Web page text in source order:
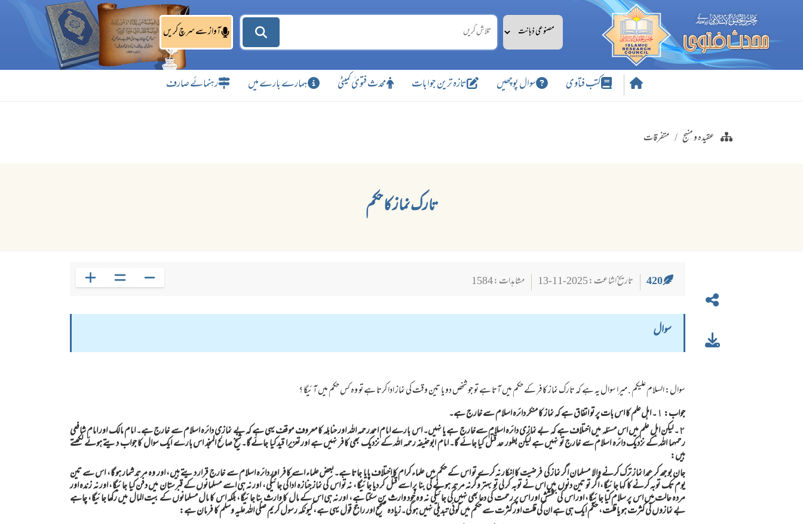
آواز سے سرچ کریں
کتب فتاوی سوال پوچھیں تازہ ترین جوابات محدث فتویٰ کمیٹی ہمارے بارے میں رہنمائے صارف
عقیدہ و منہج متفرقات
تارک نماز کا حکم
420 تاریخ اشاعت : 2025-11-13 مشاہدات : 1584
سوال
سوال: السلام عليكم . ميرا سوال یہ ہے کہ تارك نماز كافر کے حكم میں آتا ہے تو جو شخص دو يا تين وقت کی نماز ادا كرتا ہے تو وه كس حكم میں آئيگا ؟
جواب: ١۔ اہل علم کا اس بات پر تو اتفاق ہے کہ نماز کا منکر دائرہ اسلام سے خارج ہے۔
٢۔ لیکن اہل علم میں اس مسئلہ میں اختلاف ہے کہ بے نمازی دائرہ اسلام سےخارج ہے یا نہیں۔ اس بارے امام احمدرحمہ اللہ اور حنابلہ کا معروف موقف یہی ہے کہ بے نمازی دائرہ اسلام سے خارج ہے۔ امام مالک اور امام شافعی
رحمہما اللہ کے نزدیک دائرہ اسلام سے خارج تو نہیں ہے لیکن بطور حد قتل کیا جائے گا۔ امام ابوحنیفہ رحمہ اللہ کے نزدیک بھی کافر نہیں ہے اور تعزیرا قید کیا جائے گا۔شیخ صالح المنجد اس بارے ایک سوال کا جواب دیتے ہوئے لکھتے
ہیں:
جان بوجھ كر عمدا نماز ترك كرنے والا مسلمان اگر نماز كى فرضيت كا انكار نہ كرے تو اس كے حكم ميں علماء كرام كا اختلاف پايا جاتا ہے۔بعض علماء اسے كافر اور دائرہ اسلام سے خارج قرار ديتے ہيں، اور وہ مرتد شمار ہو گا، اس سے تين
يوم تك توبہ كرنے كا كہا جائيگا، اگر تو تين دنوں ميں اس نے توبہ كر لى تو بہتر وگرنہ مرتد ہونے كى بنا پر اسے قتل كر ديا جائيگا، نہ تو اس كى نماز جنازہ ادا كى جائيگى، اور نہ ہى اسے مسلمانوں كے قبرستان ميں دفن كيا جائيگا، اور نہ زندہ اور
مردہ حالت ميں اس پر سلام كيا جائيگا، اور اس كى بخشش اور اس پر رحمت كى دعا بھى نہيں كى جائيگى نہ وہ خود وارث بن سكتا ہے، اور نہ ہى اس كے مال كا وارث بنا جائيگا، بلكہ اس كا مال مسلمانوں كے بيت المال ميں ركھا جائيگا، چاہے
بے نمازوں كى كثرت ہو يا قلت، حكم ايك ہى ہے ان كى قلت اور كثرت سے حكم ميں كوئى تبديلى نہيں ہو گى۔زيادہ صحيح اور راجح قول يہى ہے، كيونكہ رسول كريم صلى اللہ عليہ وسلم كا فرمان ہے: